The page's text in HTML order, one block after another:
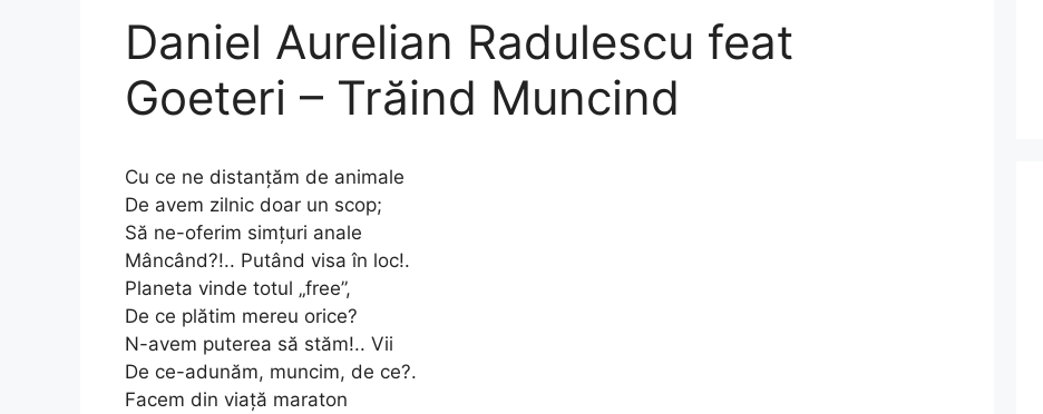
Daniel Aurelian Radulescu feat
Goeteri – Trăind Muncind
Cu ce ne distanțăm de animale
De avem zilnic doar un scop;
Să ne-oferim simțuri anale
Mâncând?!.. Putând visa în loc!.
Planeta vinde totul „free”,
De ce plătim mereu orice?
N-avem puterea să stăm!.. Vii
De ce-adunăm, muncim, de ce?.
Facem din viață maraton